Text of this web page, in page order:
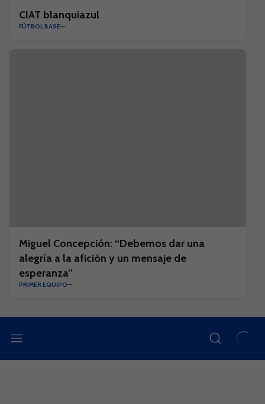
CIAT blanquiazul
FÚTBOL BASE
Miguel Concepción: “Debemos dar una
alegría a la afición y un mensaje de
esperanza”
PRIMER EQUIPO